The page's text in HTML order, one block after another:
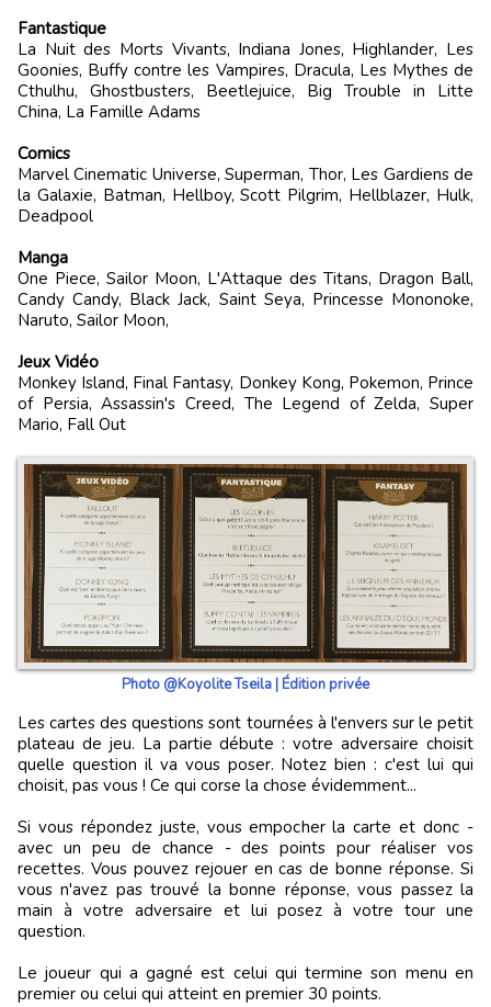
Fantastique
La Nuit des Morts Vivants, Indiana Jones, Highlander, Les
Goonies, Buffy contre les Vampires, Dracula, Les Mythes de
Cthulhu, Ghostbusters, Beetlejuice, Big Trouble in Litte
China, La Famille Adams
Comics
Marvel Cinematic Universe, Superman, Thor, Les Gardiens de
la Galaxie, Batman, Hellboy, Scott Pilgrim, Hellblazer, Hulk,
Deadpool
Manga
One Piece, Sailor Moon, L'Attaque des Titans, Dragon Ball,
Candy Candy, Black Jack, Saint Seya, Princesse Mononoke,
Naruto, Sailor Moon,
Jeux Vidéo
Monkey Island, Final Fantasy, Donkey Kong, Pokemon, Prince
of Persia, Assassin's Creed, The Legend of Zelda, Super
Mario, Fall Out
Photo @Koyolite Tseila | Édition privée
Les cartes des questions sont tournées à l'envers sur le petit
plateau de jeu. La partie débute : votre adversaire choisit
quelle question il va vous poser. Notez bien : c'est lui qui
choisit, pas vous ! Ce qui corse la chose évidemment...
Si vous répondez juste, vous empocher la carte et donc -
avec un peu de chance - des points pour réaliser vos
recettes. Vous pouvez rejouer en cas de bonne réponse. Si
vous n'avez pas trouvé la bonne réponse, vous passez la
main à votre adversaire et lui posez à votre tour une
question.
Le joueur qui a gagné est celui qui termine son menu en
premier ou celui qui atteint en premier 30 points.